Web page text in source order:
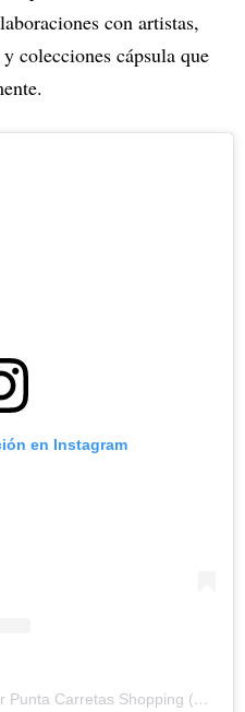
con artistas,
colecciones cápsula que
en Instagram
Una publicación compartida por Punta Carretas Shopping (@punta.carretas)